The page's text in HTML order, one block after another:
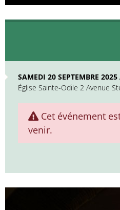
SAMEDI 20 SEPTEMBRE
Église Sainte-Odile 2 Avenue
Cet événement
venir.